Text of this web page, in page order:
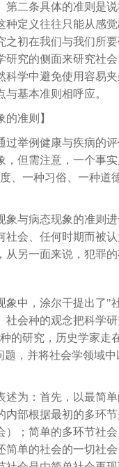
第二条具体的准则是
种定义往往只能从感
之初在我们与我们所
研究的侧面来研究社
科学中避免使用容易
基本准则相呼应。
的准则】
过举例健康与疾病的
但需注意，一个事
、一种习俗、一种道
象与病态现象的准则
社会、任何时期而被
另一面来说，犯罪
象中，涂尔干提出了"
社会种的观念把科学
的研究，历史学家走
，并将社会学领域
述为：首先，以最简
内部根据最初的多环
）；简单的多环节社
简单的社会的一切社